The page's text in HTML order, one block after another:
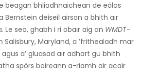
beagan bhliadhnaichean de eòlas
Bernstein deiseil airson a bhith air
Le seo, ghabh i ri obair aig an WMDT-
Maryland, a ’frithealadh mar
a’ gluasad air adhart gu bhith
spòrs boireann a-riamh air acair